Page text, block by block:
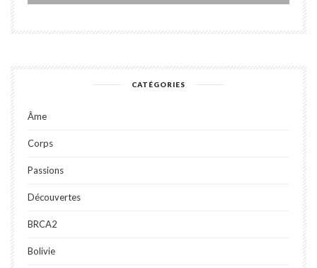
CATÉGORIES
Âme
Corps
Passions
Découvertes
BRCA2
Bolivie